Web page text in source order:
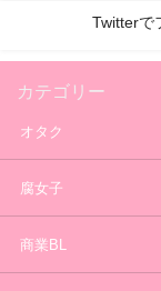
Twitterで
カテゴリー
オタク
腐女子
商業BL